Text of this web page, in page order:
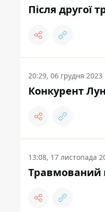
Після другої
20:29, 06 грудня 2023
Конкурент
13:08, 17 листопада
Травмований